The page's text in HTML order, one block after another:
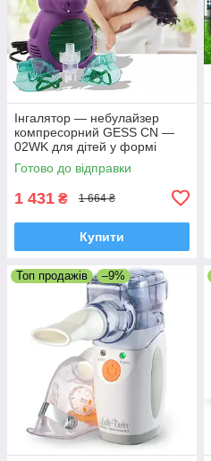
Інгалятор — небулайзер
компресорний GESS CN —
02WK для дітей у формі
динозавтра, Польща
Готово до відправки
1 431 ₴ 1 664 ₴
Купити
Топ продажів –9%